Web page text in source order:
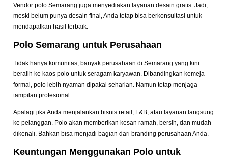
Vendor polo Semarang juga menyediakan layanan desain gratis. Jadi,
meski belum punya desain final, Anda tetap bisa berkonsultasi untuk
mendapatkan hasil terbaik.
Polo Semarang untuk Perusahaan
Tidak hanya komunitas, banyak perusahaan di Semarang yang kini
beralih ke kaos polo untuk seragam karyawan. Dibandingkan kemeja
formal, polo lebih nyaman dipakai seharian. Namun tetap menjaga
tampilan profesional.
Apalagi jika Anda menjalankan bisnis retail, F&B, atau layanan langsung
ke pelanggan. Polo akan memberikan kesan ramah, bersih, dan mudah
dikenali. Bahkan bisa menjadi bagian dari branding perusahaan Anda.
Keuntungan Menggunakan Polo untuk